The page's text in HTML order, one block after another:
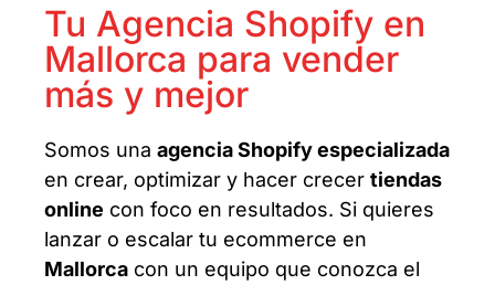
Tu Agencia Shopify en
Mallorca para vender
más y mejor
Somos una agencia Shopify especializada
en crear, optimizar y hacer crecer tiendas
online con foco en resultados. Si quieres
lanzar o escalar tu ecommerce en
Mallorca con un equipo que conozca el